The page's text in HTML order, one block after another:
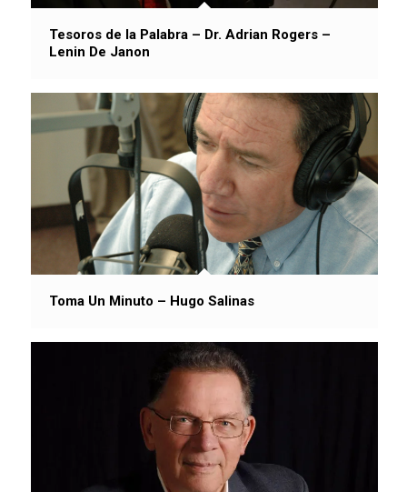
Tesoros de la Palabra – Dr. Adrian Rogers –
Lenin De Janon
Toma Un Minuto – Hugo Salinas